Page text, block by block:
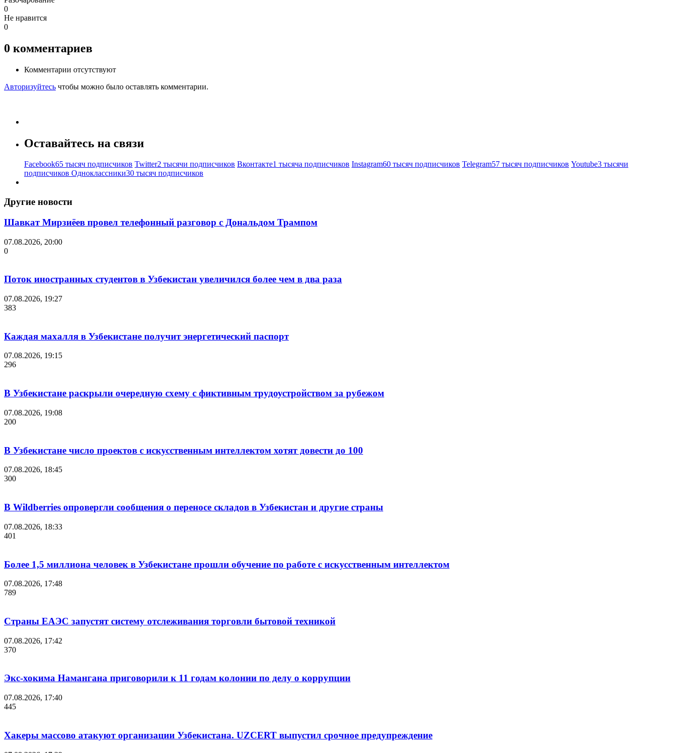
0
Не нравится
0
0 комментариев
Комментарии отсутствуют
Авторизуйтесь чтобы можно было оставлять комментарии.
Оставайтесь на связи
Facebook65 тысяч подписчиков Twitter2 тысячи подписчиков Вконтакте1 тысяча подписчиков Instagram60 тысяч подписчиков Telegram57 тысяч подписчиков Youtube3 тысячи
подписчиков Одноклассники30 тысяч подписчиков
Другие новости
Шавкат Мирзиёев провел телефонный разговор с Дональдом Трампом
07.08.2026, 20:00
0
Поток иностранных студентов в Узбекистан увеличился более чем в два раза
07.08.2026, 19:27
383
Каждая махалля в Узбекистане получит энергетический паспорт
07.08.2026, 19:15
296
В Узбекистане раскрыли очередную схему с фиктивным трудоустройством за рубежом
07.08.2026, 19:08
200
В Узбекистане число проектов с искусственным интеллектом хотят довести до 100
07.08.2026, 18:45
300
В Wildberries опровергли сообщения о переносе складов в Узбекистан и другие страны
07.08.2026, 18:33
401
Более 1,5 миллиона человек в Узбекистане прошли обучение по работе с искусственным интеллектом
07.08.2026, 17:48
789
Страны ЕАЭС запустят систему отслеживания торговли бытовой техникой
07.08.2026, 17:42
370
Экс-хокима Намангана приговорили к 11 годам колонии по делу о коррупции
07.08.2026, 17:40
445
Хакеры массово атакуют организации Узбекистана. UZCERT выпустил срочное предупреждение